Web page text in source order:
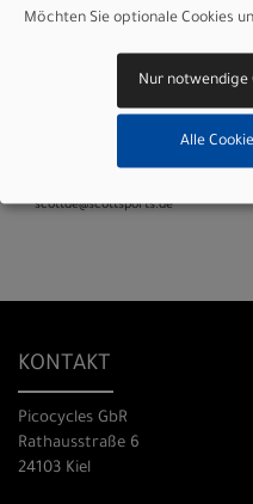
Gewicht: 8,9 kg
Herstellerdaten gem. GPSR
Marke SCOTT:
85748 Garching-­Hochbrück
scott­de@scott­sports.de
KONTAKT
Picocycles GbR
Rathausstraße 6
24103 Kiel
Möchten Sie optionale Cookies
Nur notwendige
Alle